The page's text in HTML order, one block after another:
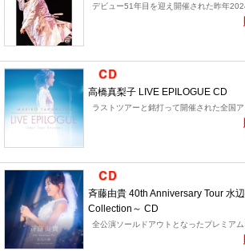
デビュー51年目を迎え開催された昨年
高橋真梨子 LIVE EPILOGUE CD
ラストツアーと銘打って開催された全国ア
斉藤由貴 40th Anniversary Tour 水
Collection～ CD
全公演ソールドアウトとなったプレミアム